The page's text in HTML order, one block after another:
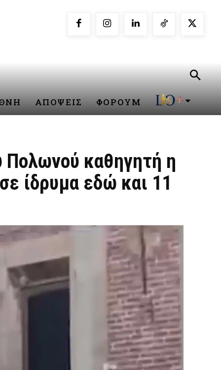
ΑΠΟΨΕΙΣ ΦΟΡΟΥΜ
Πολωνού καθηγητή η
ίδρυμα εδώ και 11